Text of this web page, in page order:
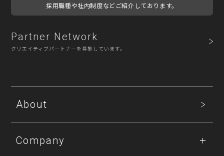
採用職種や社内制度などご紹介しております。
Partner Network
クリエイティブパートナーを募集しています。
About
Company